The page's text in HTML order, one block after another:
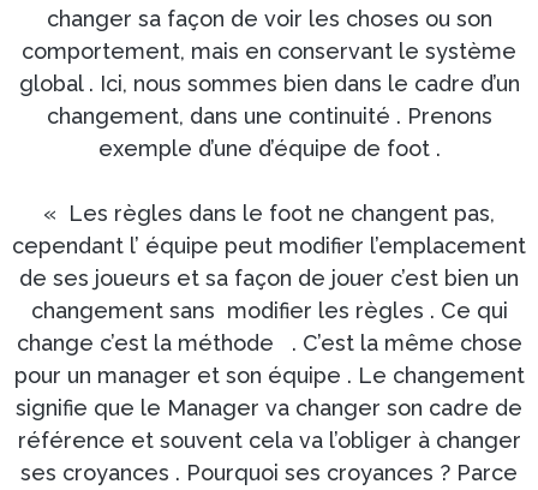
changer sa façon de voir les choses ou son
comportement, mais en conservant le système
global . Ici, nous sommes bien dans le cadre d’un
changement, dans une continuité . Prenons
exemple d’une d’équipe de foot .
« Les règles dans le foot ne changent pas,
cependant l’ équipe peut modifier l’emplacement
de ses joueurs et sa façon de jouer c’est bien un
changement sans modifier les règles . Ce qui
change c’est la méthode . C’est la même chose
pour un manager et son équipe . Le changement
signifie que le Manager va changer son cadre de
référence et souvent cela va l’obliger à changer
ses croyances . Pourquoi ses croyances ? Parce